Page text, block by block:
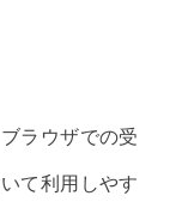
ラウザでの受
て利用しやす